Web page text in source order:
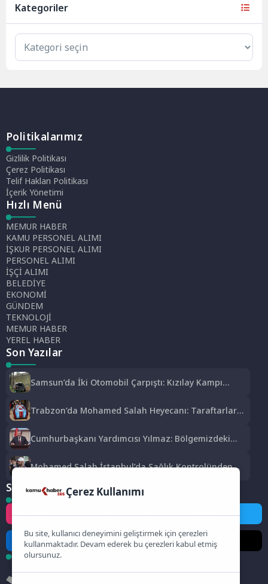
Kategoriler
Politikalarımız
Gizlilik Politikası
Çerez Politikası
Telif Hakları Politikası
İçerik Yönetimi
Hızlı Menü
MEMUR HABER
KAMU PERSONEL ALIMI
İŞKUR PERSONEL ALIMI
PERSONEL ALIMI
İŞÇİ ALIMI
BELEDİYE
EKONOMİ
GÜNDEM
TEKNOLOJİ
MEMUR HABER
YEREL HABER
Son Yazılar
Samsun’da İki Otomobil Çarpıştı: Kızılay Kampı
Trabzon’da Mohamed Salah Heyecanı: Taraftarlar
Cumhurbaşkanı Yardımcısı Yılmaz: Bölgemizdeki
Edeceğiz
Mohamed Salah İstanbul’da Sağlık Kontrolünden
Sosyal Medya
Instagram Facebook Twitter
LinkedIn YouTube TikTok
Çerez Kullanımı
Bu site, kullanıcı deneyimini geliştirmek için çerezleri
kullanmaktadır. Devam ederek bu çerezleri kabul etmiş
olursunuz.